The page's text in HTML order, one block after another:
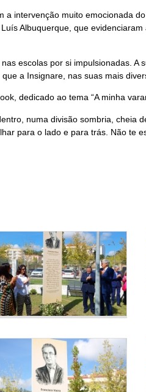
intervenção muito emocionada
Albuquerque, que
escolas por si impulsionadas.
a Insignare, nas suas mais
dedicado ao tema “A minha
numa divisão sombria,
para o lado e para trás. Não te